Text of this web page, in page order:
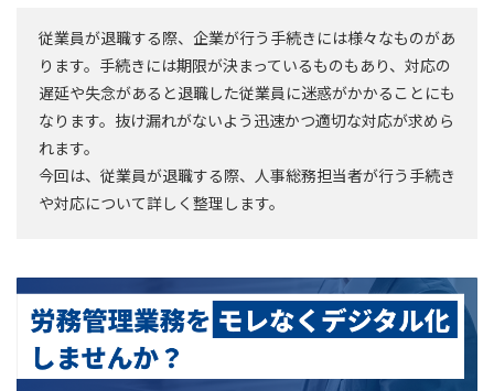
従業員が退職する際、企業が行う手続きには様々なものがあ
ります。手続きには期限が決まっているものもあり、対応の
遅延や失念があると退職した従業員に迷惑がかかることにも
なります。抜け漏れがないよう迅速かつ適切な対応が求めら
れます。
今回は、従業員が退職する際、人事総務担当者が行う手続き
や対応について詳しく整理します。